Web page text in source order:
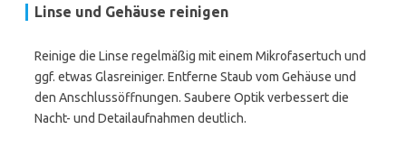
Linse und Gehäuse reinigen
Reinige die Linse regelmäßig mit einem Mikrofasertuch und
ggf. etwas Glasreiniger. Entferne Staub vom Gehäuse und
den Anschlussöffnungen. Saubere Optik verbessert die
Nacht- und Detailaufnahmen deutlich.